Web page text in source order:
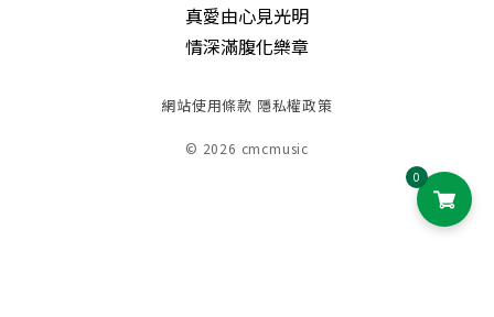
真愛由心見光明
情深滿腹化樂章
網站使用條款 隱私權政策
© 2026 cmcmusic
0